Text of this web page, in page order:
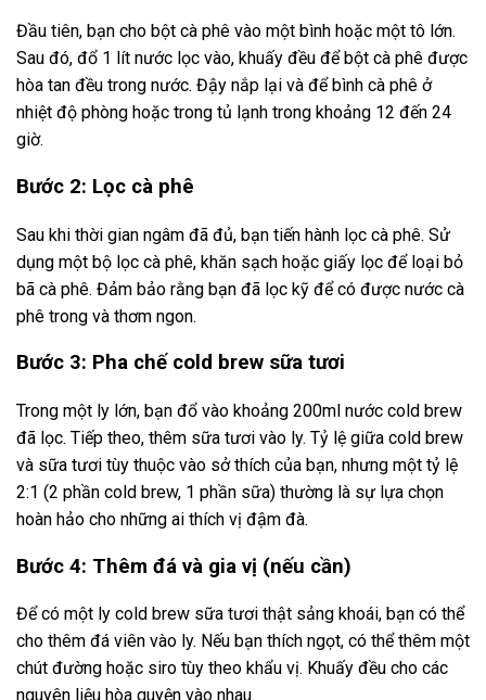
Đầu tiên, bạn cho bột cà phê vào một bình hoặc một tô lớn.
Sau đó, đổ 1 lít nước lọc vào, khuấy đều để bột cà phê được
hòa tan đều trong nước. Đậy nắp lại và để bình cà phê ở
nhiệt độ phòng hoặc trong tủ lạnh trong khoảng 12 đến 24
giờ.
Bước 2: Lọc cà phê
Sau khi thời gian ngâm đã đủ, bạn tiến hành lọc cà phê. Sử
dụng một bộ lọc cà phê, khăn sạch hoặc giấy lọc để loại bỏ
bã cà phê. Đảm bảo rằng bạn đã lọc kỹ để có được nước cà
phê trong và thơm ngon.
Bước 3: Pha chế cold brew sữa tươi
Trong một ly lớn, bạn đổ vào khoảng 200ml nước cold brew
đã lọc. Tiếp theo, thêm sữa tươi vào ly. Tỷ lệ giữa cold brew
và sữa tươi tùy thuộc vào sở thích của bạn, nhưng một tỷ lệ
2:1 (2 phần cold brew, 1 phần sữa) thường là sự lựa chọn
hoàn hảo cho những ai thích vị đậm đà.
Bước 4: Thêm đá và gia vị (nếu cần)
Để có một ly cold brew sữa tươi thật sảng khoái, bạn có thể
cho thêm đá viên vào ly. Nếu bạn thích ngọt, có thể thêm một
chút đường hoặc siro tùy theo khẩu vị. Khuấy đều cho các
nguyên liệu hòa quyện vào nhau.